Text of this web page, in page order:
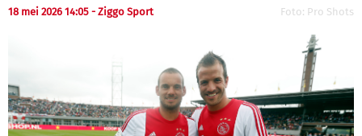
18 mei 2026 14:05 - Ziggo Sport Foto: Pro Shots